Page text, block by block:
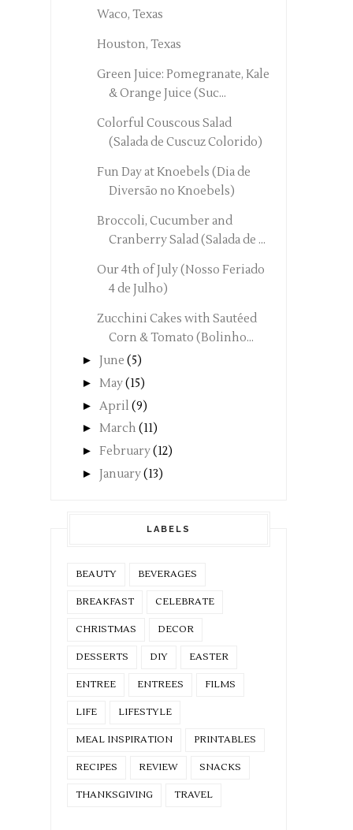
Waco, Texas
Houston, Texas
Green Juice: Pomegranate, Kale
& Orange Juice (Suc...
Colorful Couscous Salad
(Salada de Cuscuz Colorido)
Fun Day at Knoebels (Dia de
Diversão no Knoebels)
Broccoli, Cucumber and
Cranberry Salad (Salada de ...
Our 4th of July (Nosso Feriado
4 de Julho)
Zucchini Cakes with Sautéed
Corn & Tomato (Bolinho...
► June (5)
► May(15)
► April (9)
► March (11)
► February(12)
► January(13)
LABELS
BEAUTY BEVERAGES
BREAKFAST CELEBRATE
CHRISTMAS DECOR
DESSERTS DIY EASTER
ENTREE ENTREES FILMS
LIFE LIFESTYLE
MEAL INSPIRATION PRINTABLES
RECIPES REVIEW SNACKS
THANKSGIVING TRAVEL